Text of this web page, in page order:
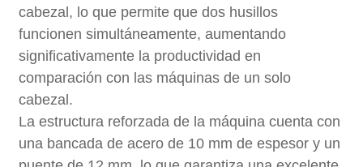
cabezal, lo que permite que dos husillos
funcionen simultáneamente, aumentando
significativamente la productividad en
comparación con las máquinas de un solo
cabezal.
La estructura reforzada de la máquina cuenta con
una bancada de acero de 10 mm de espesor y un